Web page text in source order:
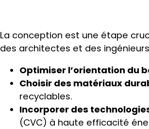
La conception est une étape
des architectes et des
Optimiser l’orientation du
Choisir des matériaux
recyclables.
Incorporer des
(CVC) à haute efficacité